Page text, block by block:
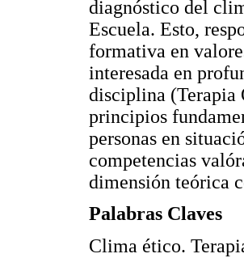
diagnóstico del
Escuela. Esto,
formativa en
interesada en
disciplina (Terapia
principios
personas en
competencias
dimensión teórica
Palabras Claves
Clima ético.